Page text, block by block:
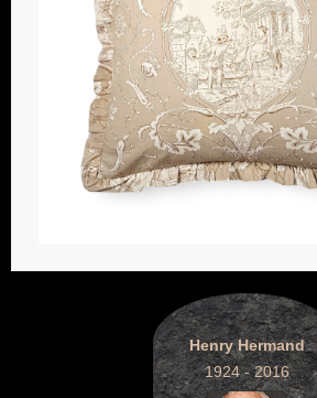
Henry Hermand
1924 - 2016